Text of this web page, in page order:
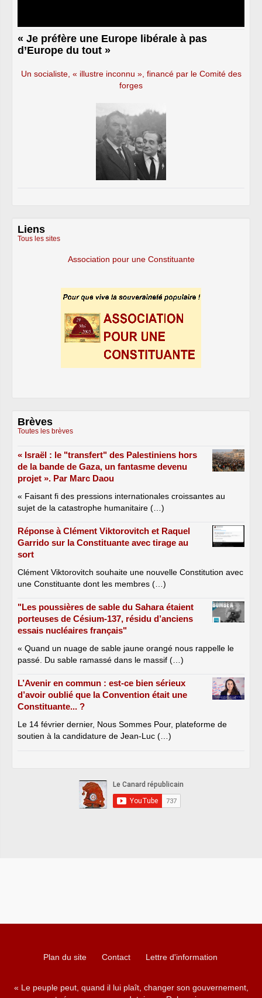
« Je préfère une Europe libérale à pas
d’Europe du tout »
Un socialiste, « illustre inconnu », financé par le Comité des
forges
Liens
Tous les sites
Association pour une Constituante
Brèves
Toutes les brèves
« Israël : le "transfert" des Palestiniens hors
de la bande de Gaza, un fantasme devenu
projet ». Par Marc Daou
« Faisant fi des pressions internationales croissantes au
sujet de la catastrophe humanitaire (…)
Réponse à Clément Viktorovitch et Raquel
Garrido sur la Constituante avec tirage au
sort
Clément Viktorovitch souhaite une nouvelle Constitution avec
une Constituante dont les membres (…)
"Les poussières de sable du Sahara étaient
porteuses de Césium-137, résidu d’anciens
essais nucléaires français"
« Quand un nuage de sable jaune orangé nous rappelle le
passé. Du sable ramassé dans le massif (…)
L’Avenir en commun : est-ce bien sérieux
d’avoir oublié que la Convention était une
Constituante... ?
Le 14 février dernier, Nous Sommes Pour, plateforme de
soutien à la candidature de Jean-Luc (…)
Plan du site Contact Lettre d'information
« Le peuple peut, quand il lui plaît, changer son gouvernement,